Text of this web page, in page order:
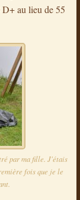
au lieu de 55
par ma fille. J'étais
fois que je le